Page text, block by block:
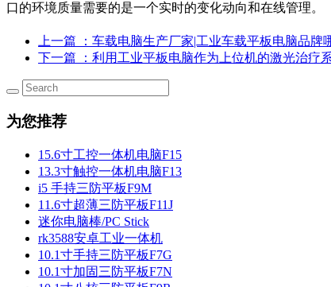
口的环境质量需要的是一个实时的变化动向和在线管理。
上一篇
：车载电脑生产厂家|工业车载平板电脑品牌
下一篇
：利用工业平板电脑作为上位机的激光治疗
为您推荐
15.6寸工控一体机电脑F15
13.3寸触控一体机电脑F13
i5 手持三防平板F9M
11.6寸超薄三防平板F11J
迷你电脑棒/PC Stick
rk3588安卓工业一体机
10.1寸手持三防平板F7G
10.1寸加固三防平板F7N